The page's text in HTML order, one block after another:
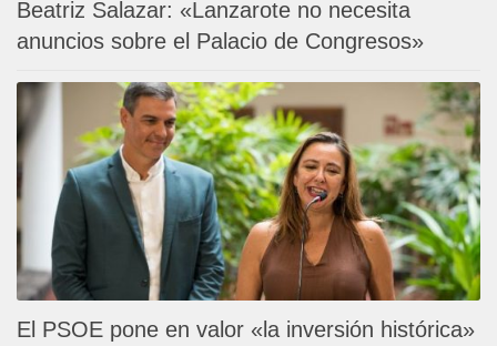
Beatriz Salazar: «Lanzarote no necesita
anuncios sobre el Palacio de Congresos»
El PSOE pone en valor «la inversión histórica»